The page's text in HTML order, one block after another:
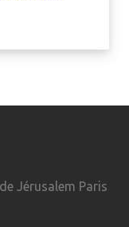
Jérusalem Paris